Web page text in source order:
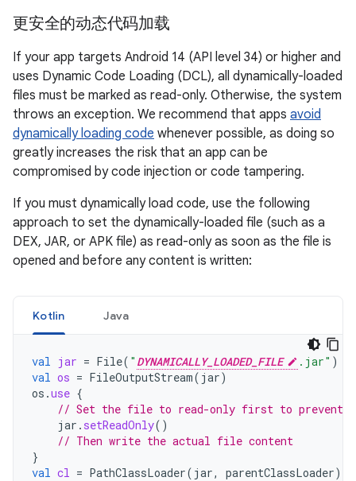
更安全的动态代码加载
If your app targets Android 14 (API level 34) or higher and
uses Dynamic Code Loading (DCL), all dynamically-loaded
files must be marked as read-only. Otherwise, the system
throws an exception. We recommend that apps avoid
dynamically loading code whenever possible, as doing so
greatly increases the risk that an app can be
compromised by code injection or code tampering.
If you must dynamically load code, use the following
approach to set the dynamically-loaded file (such as a
DEX, JAR, or APK file) as read-only as soon as the file is
opened and before any content is written:
Kotlin Java
val jar = File( " DYNAMICALLY_LOADED_FILE .jar" )
val os = FileOutputStream( jar)
os .use {
// Set the file to read-only first to prevent
jar . setReadOnly()
// Then write the actual file content
}
val cl = PathClassLoader( jar, parentClassLoader)